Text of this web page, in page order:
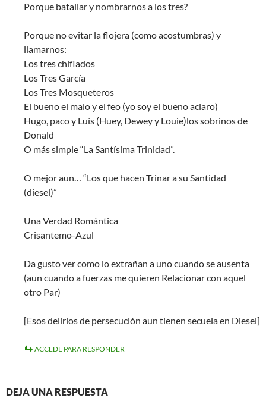
Porque batallar y nombrarnos a los tres?
Porque no evitar la flojera (como acostumbras) y
llamarnos:
Los tres chiflados
Los Tres García
Los Tres Mosqueteros
El bueno el malo y el feo (yo soy el bueno aclaro)
Hugo, paco y Luís (Huey, Dewey y Louie)los sobrinos de
Donald
O más simple “La Santísima Trinidad”.
O mejor aun… “Los que hacen Trinar a su Santidad
(diesel)”
Una Verdad Romántica
Crisantemo-Azul
Da gusto ver como lo extrañan a uno cuando se ausenta
(aun cuando a fuerzas me quieren Relacionar con aquel
otro Par)
[Esos delirios de persecución aun tienen secuela en Diesel]
ACCEDE PARA RESPONDER
DEJA UNA RESPUESTA